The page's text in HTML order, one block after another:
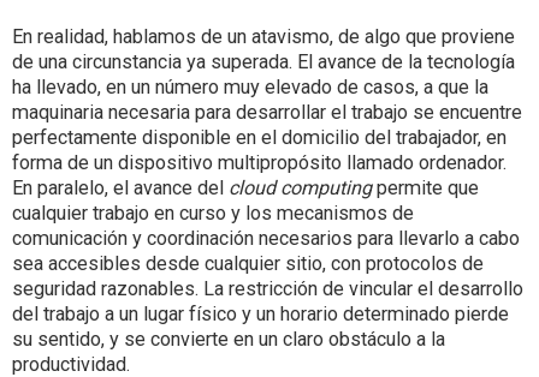
En realidad, hablamos de un atavismo, de algo que proviene
de una circunstancia ya superada. El avance de la tecnología
ha llevado, en un número muy elevado de casos, a que la
maquinaria necesaria para desarrollar el trabajo se encuentre
perfectamente disponible en el domicilio del trabajador, en
forma de un dispositivo multipropósito llamado ordenador.
En paralelo, el avance del cloud computingpermite que
cualquier trabajo en curso y los mecanismos de
comunicación y coordinación necesarios para llevarlo a cabo
sea accesibles desde cualquier sitio, con protocolos de
seguridad razonables. La restricción de vincular el desarrollo
del trabajo a un lugar físico y un horario determinado pierde
su sentido, y se convierte en un claro obstáculo a la
productividad.